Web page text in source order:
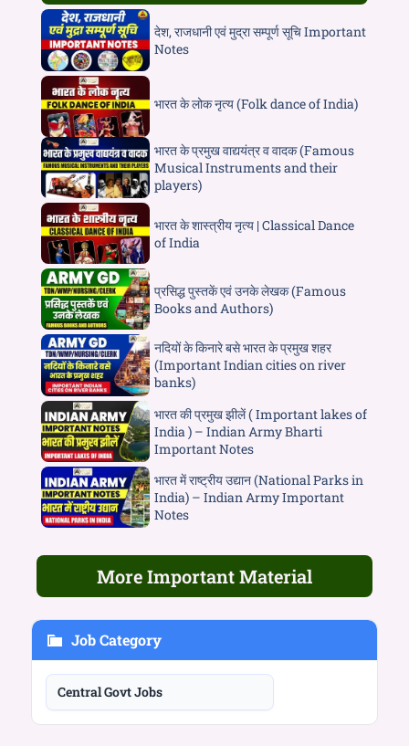
देश, राजधानी एवं मुद्रा सम्पूर्ण सूचि Important
Notes
भारत के लोक नृत्य (Folk dance of India)
भारत के प्रमुख वाद्ययंत्र व वादक (Famous
Musical Instruments and their
players)
भारत के शास्त्रीय नृत्य | Classical Dance
of India
प्रसिद्ध पुस्तकें एवं उनके लेखक (Famous
Books and Authors)
नदियों के किनारे बसे भारत के प्रमुख शहर
(Important Indian cities on river
banks)
भारत की प्रमुख झीलें ( Important lakes of
India ) – Indian Army Bharti
Important Notes
भारत में राष्ट्रीय उद्यान (National Parks in
India) – Indian Army Important
Notes
More Important Material
Job Category
Central Govt Jobs